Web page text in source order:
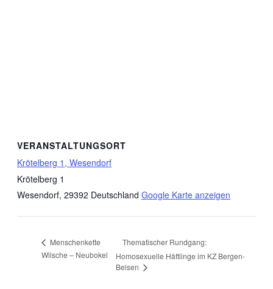
VERANSTALTUNGSORT
Krötelberg 1, Wesendorf
Krötelberg 1
Wesendorf, 29392 Deutschland Google Karte anzeigen
Menschenkette
Wilsche – Neubokel
Thematischer Rundgang:
Homosexuelle Häftlinge im KZ Bergen-
Belsen